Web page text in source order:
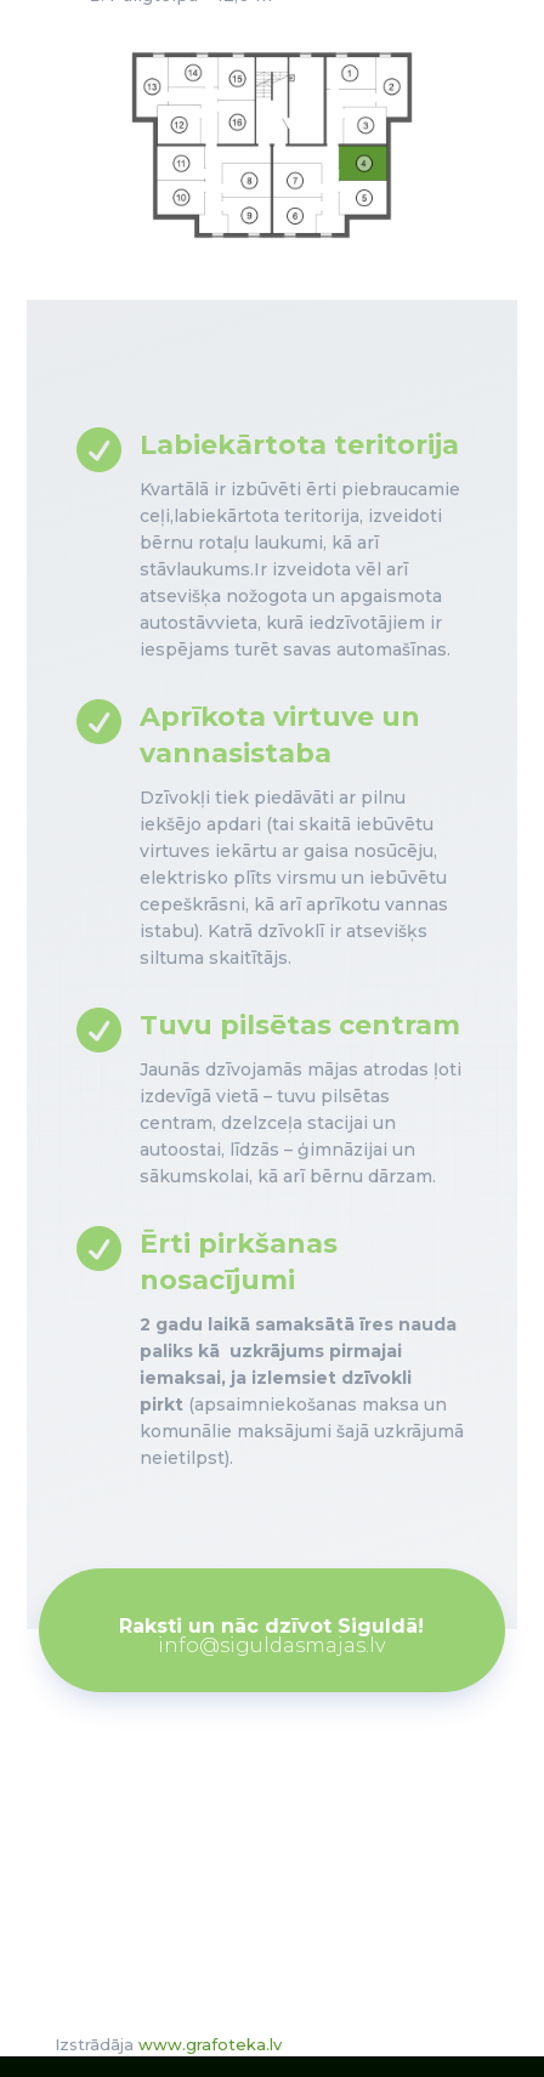
 Labiekārtota teritorija
Kvartālā ir izbūvēti ērti piebraucamie
ceļi,labiekārtota teritorija, izveidoti
bērnu rotaļu laukumi, kā arī
stāvlaukums.Ir izveidota vēl arī
atsevišķa nožogota un apgaismota
autostāvvieta, kurā iedzīvotājiem ir
iespējams turēt savas automašīnas.
 Aprīkota virtuve un
vannasistaba
Dzīvokļi tiek piedāvāti ar pilnu
iekšējo apdari (tai skaitā iebūvētu
virtuves iekārtu ar gaisa nosūcēju,
elektrisko plīts virsmu un iebūvētu
cepeškrāsni, kā arī aprīkotu vannas
istabu). Katrā dzīvoklī ir atsevišķs
siltuma skaitītājs.
 Tuvu pilsētas centram
Jaunās dzīvojamās mājas atrodas ļoti
izdevīgā vietā – tuvu pilsētas
centram, dzelzceļa stacijai un
autoostai, līdzās – ģimnāzijai un
sākumskolai, kā arī bērnu dārzam.

Ērti pirkšanas
nosacījumi
2 gadu laikā samaksātā īres nauda
paliks kā uzkrājums pirmajai
iemaksai, ja izlemsiet dzīvokli
pirkt (apsaimniekošanas maksa un
komunālie maksājumi šajā uzkrājumā
neietilpst).
Raksti un nāc dzīvot Siguldā!
info@siguldasmajas.lv
Izstrādāja www.grafoteka.lv